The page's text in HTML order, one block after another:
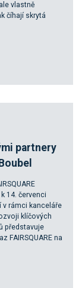
vlastně
číhají skrytá
partnery
14. červenci
v rámci kanceláře
klíčových
představuje
FAIRSQUARE na